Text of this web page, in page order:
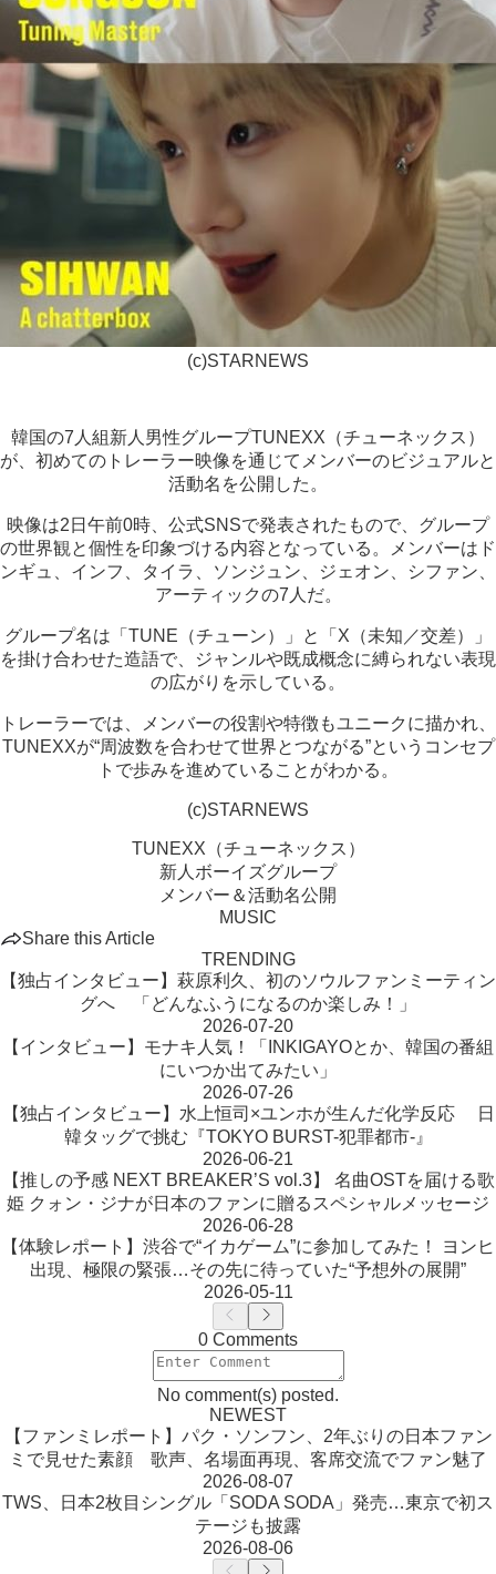
(c)STARNEWS
韓国の7人組新人男性グループTUNEXX（チューネックス）
が、初めてのトレーラー映像を通じてメンバーのビジュアルと
活動名を公開した。
映像は2日午前0時、公式SNSで発表されたもので、グループ
の世界観と個性を印象づける内容となっている。メンバーはド
ンギュ、インフ、タイラ、ソンジュン、ジェオン、シファン、
アーティックの7人だ。
グループ名は「TUNE（チューン）」と「X（未知／交差）」
を掛け合わせた造語で、ジャンルや既成概念に縛られない表現
の広がりを示している。
トレーラーでは、メンバーの役割や特徴もユニークに描かれ、
TUNEXXが“周波数を合わせて世界とつながる”というコンセプ
トで歩みを進めていることがわかる。
(c)STARNEWS
TUNEXX（チューネックス）
新人ボーイズグループ
メンバー＆活動名公開
MUSIC
Share this Article
TRENDING
【独占インタビュー】萩原利久、初のソウルファンミーティン
グへ 「どんなふうになるのか楽しみ！」
2026-07-20
【インタビュー】モナキ人気！「INKIGAYOとか、韓国の番組
にいつか出てみたい」
2026-07-26
【独占インタビュー】水上恒司×ユンホが生んだ化学反応 日
韓タッグで挑む『TOKYO BURST-犯罪都市-』
2026-06-21
【推しの予感 NEXT BREAKER’S vol.3】 名曲OSTを届ける歌
姫 クォン・ジナが日本のファンに贈るスペシャルメッセージ
2026-06-28
【体験レポート】渋谷で“イカゲーム”に参加してみた！ ヨンヒ
出現、極限の緊張…その先に待っていた“予想外の展開”
2026-05-11
0 Comments
No comment(s) posted.
NEWEST
【ファンミレポート】パク・ソンフン、2年ぶりの日本ファン
ミで見せた素顔 歌声、名場面再現、客席交流でファン魅了
2026-08-07
TWS、日本2枚目シングル「SODA SODA」発売…東京で初ス
テージも披露
2026-08-06